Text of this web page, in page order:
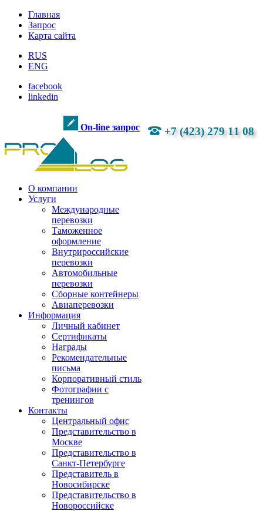
Главная
Запрос
Карта сайта
RUS
ENG
facebook
linkedin
+7 (423) 279 11 08
On-line запрос
О компании
Услуги
Международные
перевозки
Таможенное
оформление
Внутрироссийские
перевозки
Автомобильные
перевозки
Сборные контейнеры
Авиаперевозки
Информация
Личный кабинет
Сертификаты
Награды
Рекомендательные
письма
Корпоративный стиль
Фотографии с
тренингов
Контакты
Центральный офис
Представительство в
Москве
Представительство в
Санкт-Петербурге
Представитель в
Новосибирске
Представительство в
Новороссийске